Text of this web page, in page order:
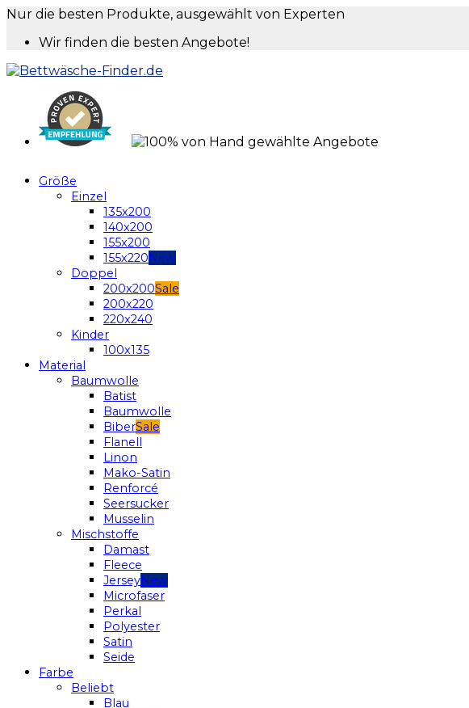
Nur die besten Produkte, ausgewählt von Experten
Wir finden die besten Angebote!
Größe
Einzel
135x200
140x200
155x200
155x220
Doppel
200x200
200x220
220x240
Kinder
100x135
Material
Baumwolle
Batist
Baumwolle
Biber
Flanell
Linon
Mako-Satin
Renforcé
Seersucker
Musselin
Mischstoffe
Damast
Fleece
Jersey
Microfaser
Perkal
Polyester
Satin
Seide
Farbe
Beliebt
Blau